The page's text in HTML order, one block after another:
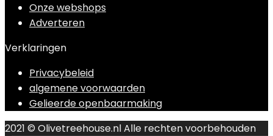
Onze webshops
Adverteren
Verklaringen
Privacybeleid
algemene voorwaarden
Gelieerde openbaarmaking
2021 © Olivetreehouse.nl Alle rechten voorbehouden